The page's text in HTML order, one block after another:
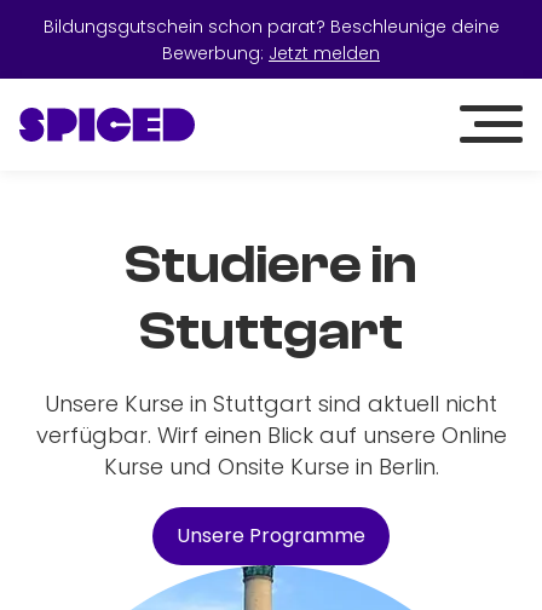
Bildungsgutschein schon parat? Beschleunige deine
Bewerbung: Jetzt melden
Studiere in
Stuttgart
Unsere Kurse in Stuttgart sind aktuell nicht
verfügbar. Wirf einen Blick auf unsere Online
Kurse und Onsite Kurse in Berlin.
Unsere Programme